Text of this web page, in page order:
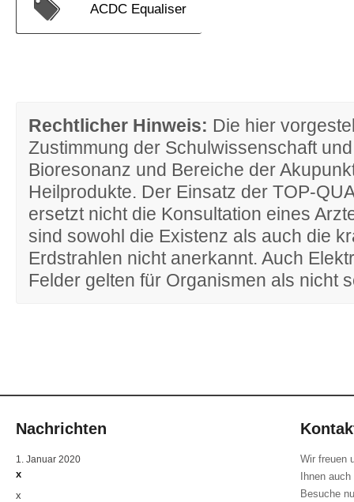
ACDC Equaliser
Rechtlicher Hinweis: Die hier
Zustimmung der Schulwissenschaft
Bioresonanz und Bereiche der
Heilprodukte. Der Einsatz der TOP-
ersetzt nicht die Konsultation eines
sind sowohl die Existenz als auch die
Erdstrahlen nicht anerkannt. Auch
Felder gelten für Organismen als nicht
Nachrichten
1. Januar 2020
x
x
Wir freuen
Ihnen
Besuche